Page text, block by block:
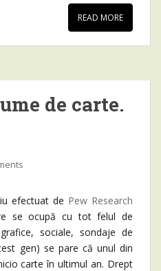
READ MORE
de carte.
de Pew Research
se ocupă cu tot felul de
sociale, sondaje de
gen) se pare că unul din
carte în ultimul an. Drept